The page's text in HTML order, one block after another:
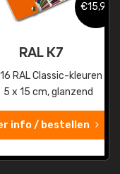
€15,95
kleuren